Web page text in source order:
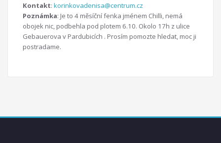
Kontakt: korinkovadenisa@centrum.cz
Poznámka: Je to 4 měsíční fenka jménem Chilli, nemá
obojek nic, podbehla pod plotem 6.10. Okolo 17h z ulice
Gebauerova v Pardubicích . Prosím pomozte hledat, moc ji
postradame.